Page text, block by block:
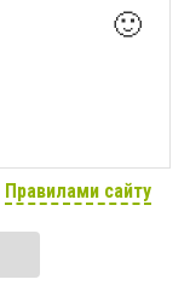
🙂
Правилами сайту